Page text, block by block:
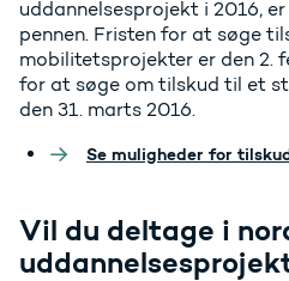
uddannelsesprojekt i 2016,
pennen. Fristen for at søge
mobilitetsprojekter er den 2.
for at søge om tilskud til et
den 31. marts 2016.
Se muligheder for
Vil du deltage i